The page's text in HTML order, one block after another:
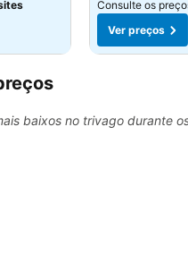
Consulte os
Ver preços
baixos no trivago durante